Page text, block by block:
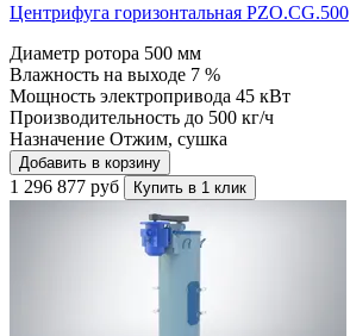
Центрифуга горизонтальная PZO.CG.500
Диаметр ротора 500 мм
Влажность на выходе 7 %
Мощность электропривода 45 кВт
Производительность до 500 кг/ч
Назначение Отжим, сушка
Добавить в корзину
1 296 877 руб Купить в 1 клик